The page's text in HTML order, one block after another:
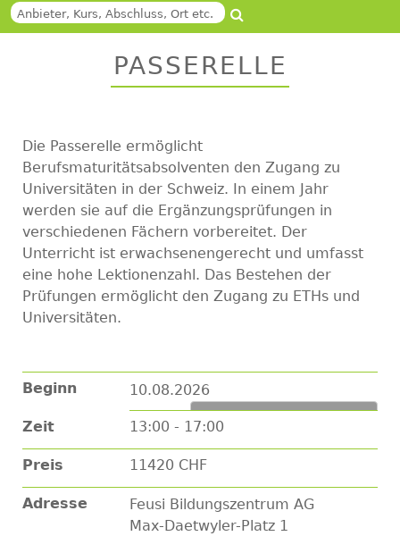
Suche
Back
PASSERELLE
Die Passerelle ermöglicht
Berufsmaturitätsabsolventen den Zugang zu
Universitäten in der Schweiz. In einem Jahr
werden sie auf die Ergänzungsprüfungen in
verschiedenen Fächern vorbereitet. Der
Unterricht ist erwachsenengerecht und umfasst
eine hohe Lektionenzahl. Das Bestehen der
Prüfungen ermöglicht den Zugang zu ETHs und
Universitäten.
Beginn 10.08.2026
Zeit 13:00 - 17:00
Preis 11420 CHF
Adresse
Feusi Bildungszentrum AG
Max-Daetwyler-Platz 1